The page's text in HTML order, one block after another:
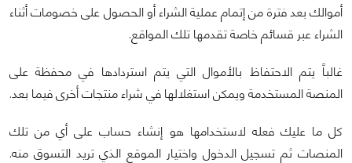
أموالك بعد فترة من إتمام عملية الشراء أو الحصول على خصومات أثناء
الشراء عبر قسائم خاصة تقدمها تلك المواقع.
غالباً يتم الاحتفاظ بالأموال التي يتم استردادها في محفظة على
المنصة المستخدمة ويمكن استغلالها في شراء منتجات أخرى فيما بعد.
كل ما عليك فعله لاستخدامها هو إنشاء حساب على أي من تلك
المنصات ثم تسجيل الدخول واختيار الموقع الذي تريد التسوق منه.